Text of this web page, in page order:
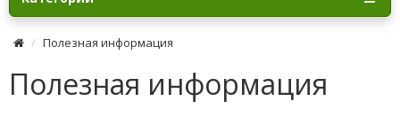
Полезная информация
Полезная информация